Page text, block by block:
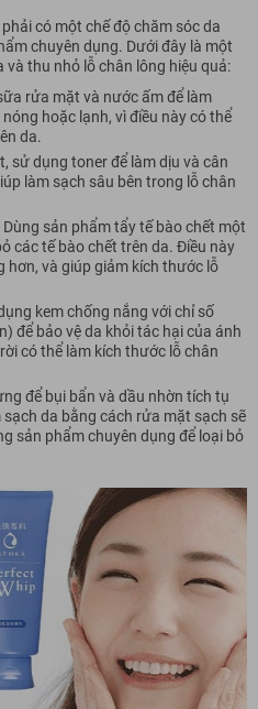
có một chế độ chăm sóc da
chuyên dụng. Dưới đây là một
và thu nhỏ lỗ chân lông hiệu quả:
rửa mặt và nước ấm để làm
hoặc lạnh, vì điều này có thể
da.
sử dụng toner để làm dịu và cân
làm sạch sâu bên trong lỗ chân
sản phẩm tẩy tế bào chết một
các tế bào chết trên da. Điều này
và giúp giảm kích thước lỗ
kem chống nắng với chỉ số
để bảo vệ da khỏi tác hại của ánh
có thể làm kích thước lỗ chân
để bụi bẩn và dầu nhờn tích tụ
da bằng cách rửa mặt sạch sẽ
sản phẩm chuyên dụng để loại bỏ